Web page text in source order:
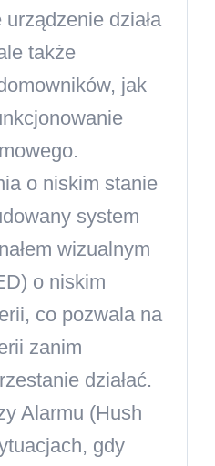
działa
także
jak
o niskim stanie
system
wizualnym
o niskim
co pozwala na
zanim
działać.
Alarmu (Hush
gdy